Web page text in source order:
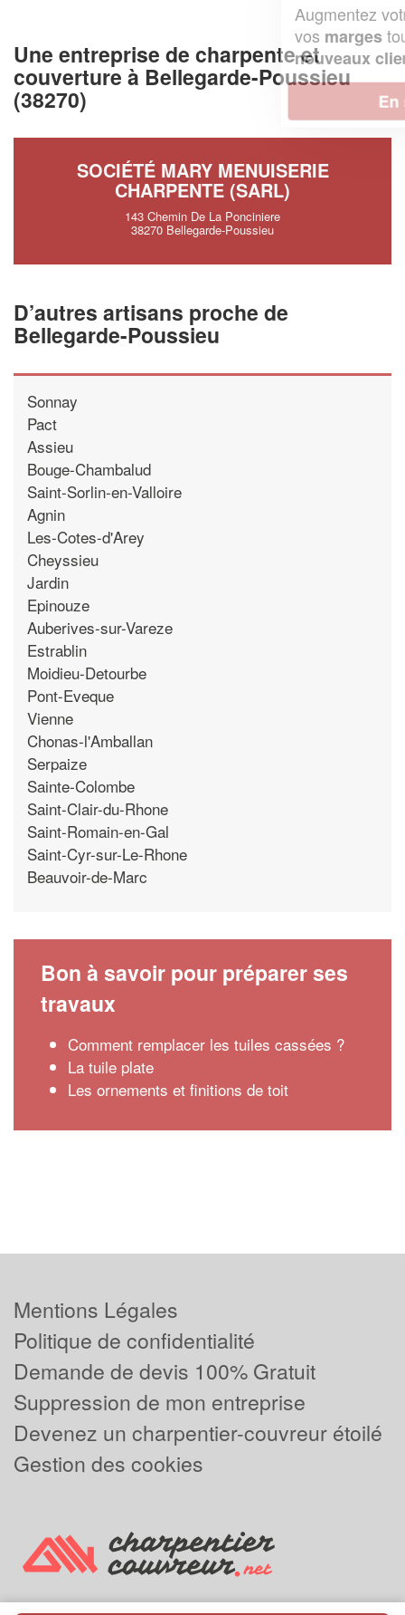
Une entreprise de charpente et
couverture à Bellegarde-Poussieu
(38270)
SOCIÉTÉ MARY MENUISERIE
CHARPENTE (SARL)
143 Chemin De La Ponciniere
38270 Bellegarde-Poussieu
D’autres artisans proche de
Bellegarde-Poussieu
Sonnay
Pact
Assieu
Bouge-Chambalud
Saint-Sorlin-en-Valloire
Agnin
Les-Cotes-d'Arey
Cheyssieu
Jardin
Epinouze
Auberives-sur-Vareze
Estrablin
Moidieu-Detourbe
Pont-Eveque
Vienne
Chonas-l'Amballan
Serpaize
Sainte-Colombe
Saint-Clair-du-Rhone
Saint-Romain-en-Gal
Saint-Cyr-sur-Le-Rhone
Beauvoir-de-Marc
Bon à savoir pour préparer ses
travaux
Comment remplacer les tuiles cassées ?
La tuile plate
Les ornements et finitions de toit
chiffre d'affaireset
tout en gagnant de
nouveaux clients!
Mentions Légales
Politique de confidentialité
Demande de devis 100% Gratuit
Suppression de mon entreprise
Devenez un charpentier-couvreur étoilé
Gestion des cookies